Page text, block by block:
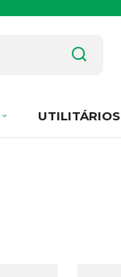
UTILITÁRIOS